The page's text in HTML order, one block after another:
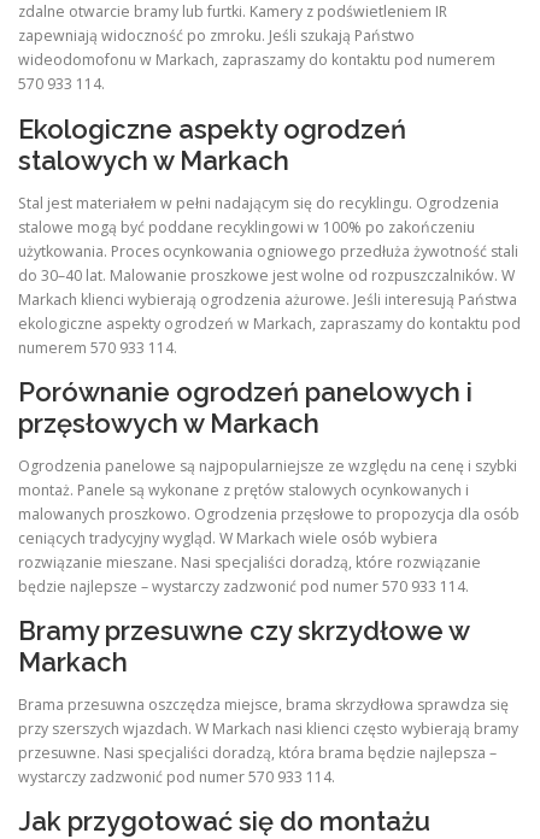
zdalne otwarcie bramy lub furtki. Kamery z podświetleniem IR
zapewniają widoczność po zmroku. Jeśli szukają Państwo
wideodomofonu w Markach, zapraszamy do kontaktu pod numerem
570 933 114.
Ekologiczne aspekty ogrodzeń
stalowych w Markach
Stal jest materiałem w pełni nadającym się do recyklingu. Ogrodzenia
stalowe mogą być poddane recyklingowi w 100% po zakończeniu
użytkowania. Proces ocynkowania ogniowego przedłuża żywotność stali
do 30–40 lat. Malowanie proszkowe jest wolne od rozpuszczalników. W
Markach klienci wybierają ogrodzenia ażurowe. Jeśli interesują Państwa
ekologiczne aspekty ogrodzeń w Markach, zapraszamy do kontaktu pod
numerem 570 933 114.
Porównanie ogrodzeń panelowych i
przęsłowych w Markach
Ogrodzenia panelowe są najpopularniejsze ze względu na cenę i szybki
montaż. Panele są wykonane z prętów stalowych ocynkowanych i
malowanych proszkowo. Ogrodzenia przęsłowe to propozycja dla osób
ceniących tradycyjny wygląd. W Markach wiele osób wybiera
rozwiązanie mieszane. Nasi specjaliści doradzą, które rozwiązanie
będzie najlepsze – wystarczy zadzwonić pod numer 570 933 114.
Bramy przesuwne czy skrzydłowe w
Markach
Brama przesuwna oszczędza miejsce, brama skrzydłowa sprawdza się
przy szerszych wjazdach. W Markach nasi klienci często wybierają bramy
przesuwne. Nasi specjaliści doradzą, która brama będzie najlepsza –
wystarczy zadzwonić pod numer 570 933 114.
Jak przygotować się do montażu